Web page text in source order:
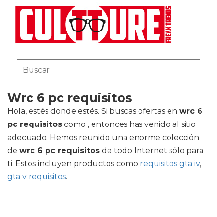
Wrc 6 pc requisitos
Hola, estés donde estés. Si buscas ofertas en wrc 6
pc requisitos como , entonces has venido al sitio
adecuado. Hemos reunido una enorme colección
de wrc 6 pc requisitos de todo Internet sólo para
ti. Estos incluyen productos como requisitos gta iv,
gta v requisitos.